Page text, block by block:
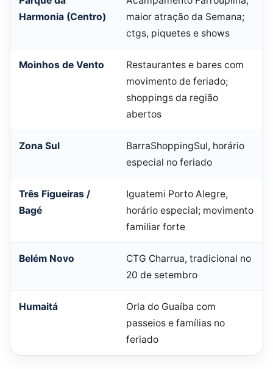
Harmonia (Centro)
maior atração da Semana;
ctgs, piquetes e shows
Moinhos de Vento
Restaurantes e bares com
movimento de feriado;
shoppings da região
abertos
Zona Sul
BarraShoppingSul, horário
especial no feriado
Três Figueiras /
Bagé
Iguatemi Porto Alegre,
horário especial; movimento
familiar forte
Belém Novo
CTG Charrua, tradicional no
20 de setembro
Humaitá
Orla do Guaíba com
passeios e famílias no
feriado